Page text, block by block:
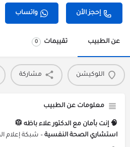
إحجز الأن واتساب
عن الطبيب تقييمات 0
اللوكيشن مشاركة
معلومات عن الطبيب
🧠 إنت بأمان مع الدكتور علاء باظه 🥼
استشاري الصحة النفسية – شبكة إعلام